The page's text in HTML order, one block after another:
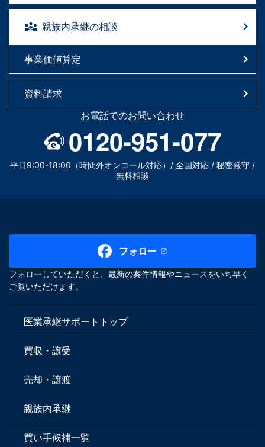
親族内承継の相談
事業価値算定
資料請求
お電話でのお問い合わせ
0120-951-077
平日9:00-18:00（時間外オンコール対応）/ 全国対応 / 秘密厳守 /
無料相談
フォロー
フォローしていただくと、最新の案件情報やニュースをいち早く
ご覧いただけます。
医業承継サポートトップ
買収・譲受
売却・譲渡
親族内承継
買い手候補一覧